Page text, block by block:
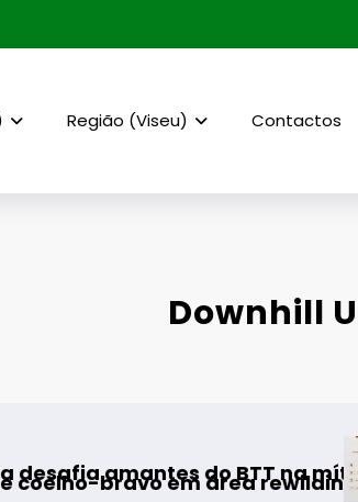
Região (Viseu) Contactos
Downhill
área rewilding
do BTT na mítica Invernal
AF Viseu –